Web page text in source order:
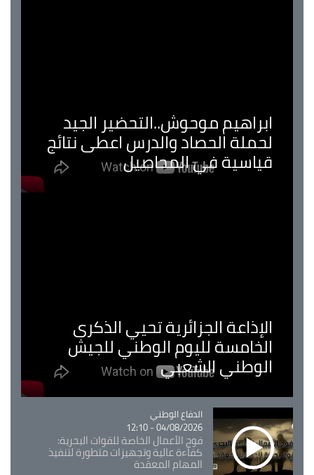
ابراهيم موحوش..التحضير الجيد
لحملة الحصاد والدرس اعطى نتائج
قياسية في المحاصيل
الإذاعة الجزائرية تحيي الذكرى
الخامسة لليوم الوطني للجيش
الوطني الشعبي
Catégorie
الدفاع الوطني
04/08/2026 - 12:10
فوج الأعمال الخاصة للقوات البحرية:
كفاءة عالية وتجهيزات متطورة لتنفيذ
المهام المعقدة